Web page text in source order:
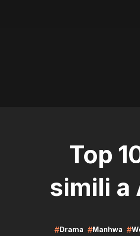
Top
simili a
#Drama #Manhwa #